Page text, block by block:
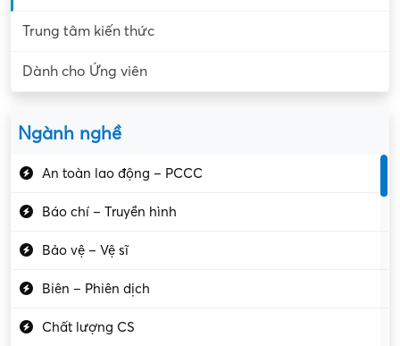
Trung tâm kiến thức
Dành cho Ứng viên
Ngành nghề
An toàn lao động – PCCC
Báo chí – Truyền hình
Bảo vệ – Vệ sĩ
Biên – Phiên dịch
Chất lượng CS